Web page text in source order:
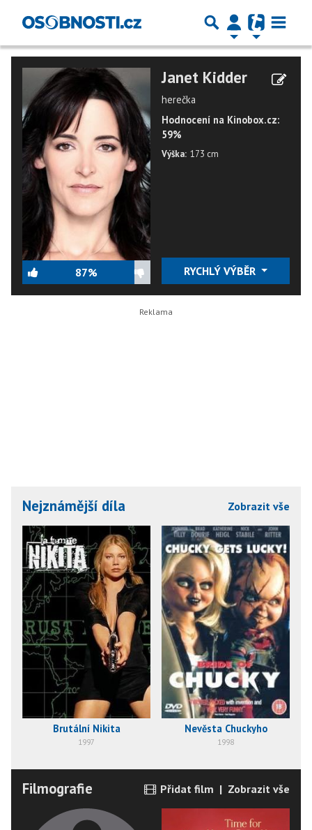
87%
Janet Kidder
herečka
Hodnocení na Kinobox.cz:
59%
Výška: 173 cm
RYCHLÝ VÝBĚR
Nejznámější díla Zobrazit vše
Brutální Nikita
1997
Nevěsta Chuckyho
1998
Filmografie Přidat film | Zobrazit vše